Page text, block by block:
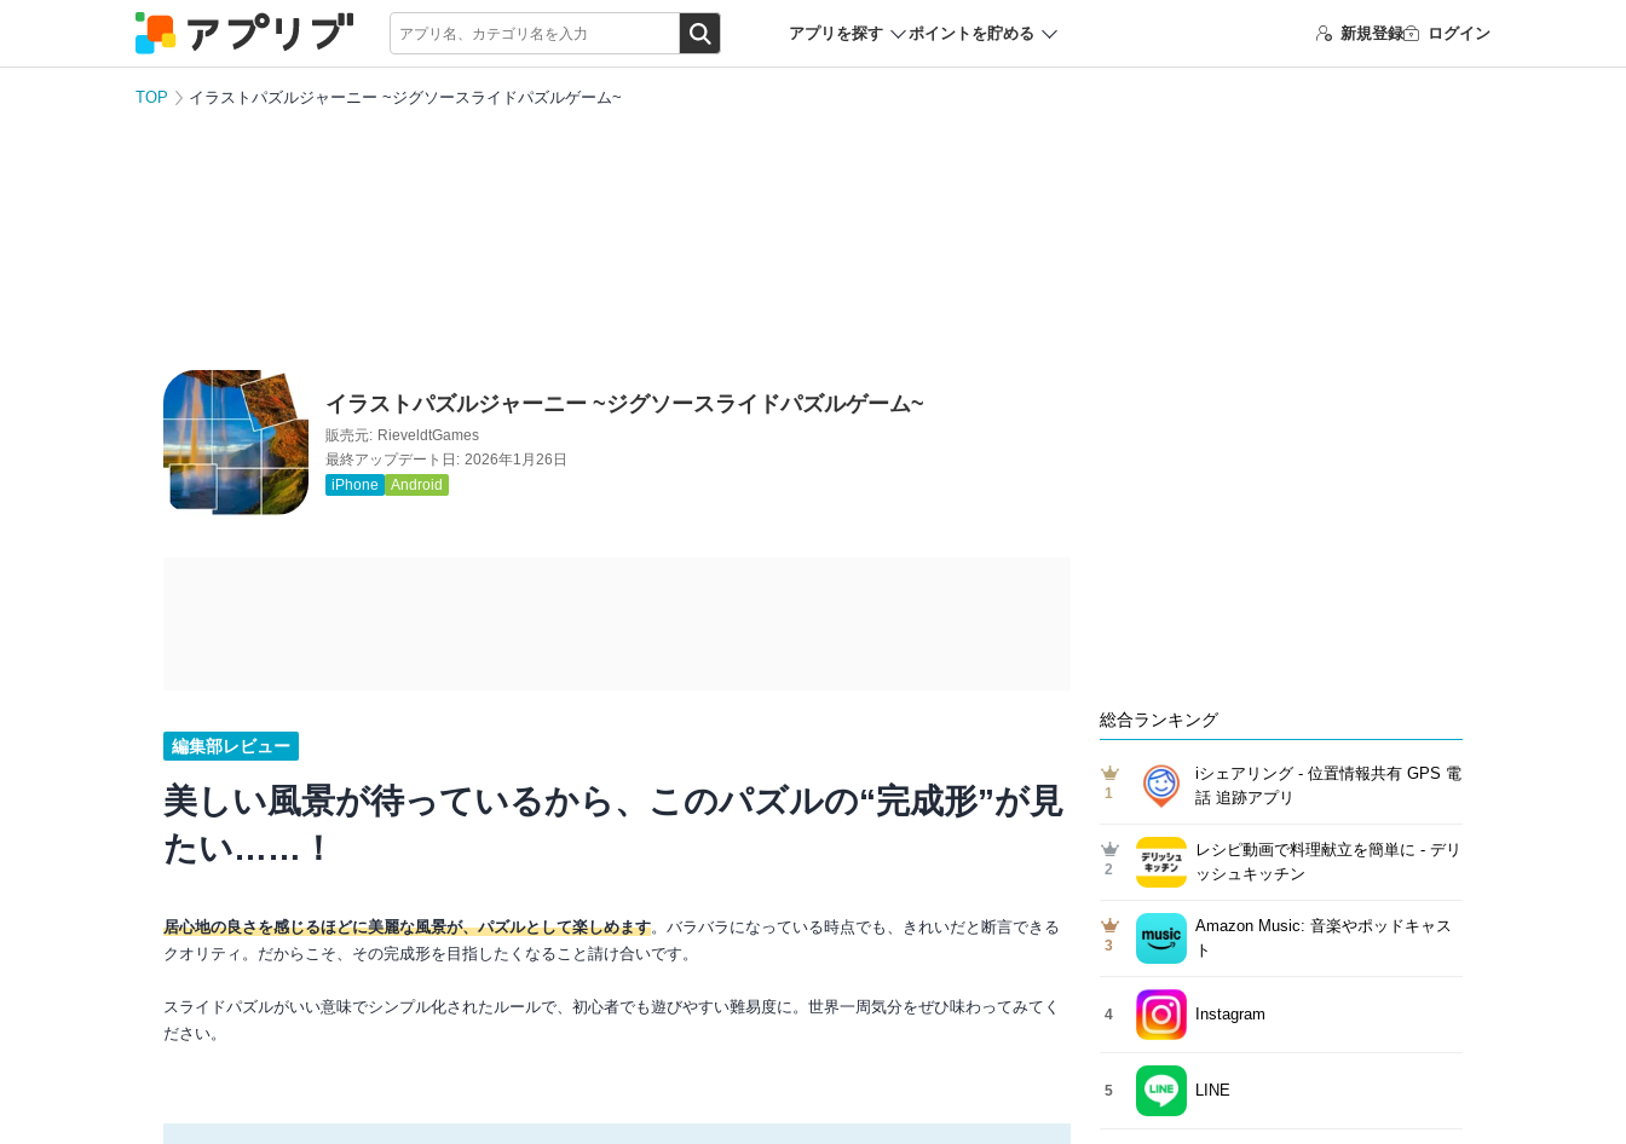
アプリを探す ポイントを貯める 新規登録 ログイン
TOP イラストパズルジャーニー ~ジグソースライドパズルゲーム~
イラストパズルジャーニー ~ジグソースライドパズルゲーム~
販売元: RieveldtGames
最終アップデート日: 2026年1月26日
iPhone
Android
編集部レビュー
美しい風景が待っているから、このパズルの“完成形”が見
たい……！
居心地の良さを感じるほどに美麗な風景が、パズルとして楽しめます。バラバラになっている時点でも、きれいだと断言できる
クオリティ。だからこそ、その完成形を目指したくなること請け合いです。
スライドパズルがいい意味でシンプル化されたルールで、初心者でも遊びやすい難易度に。世界一周気分をぜひ味わってみてく
ださい。
総合ランキング
1
iシェアリング - 位置情報共有 GPS 電
話 追跡アプリ
2
レシピ動画で料理献立を簡単‪に - デリ
ッシュキッチン
3
Amazon Music: 音楽やポッドキャス
ト
4 Instagram
5 LINE